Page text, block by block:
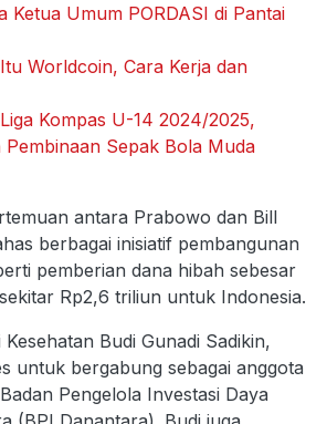
Ketua Umum PORDASI di Pantai
Worldcoin, Cara Kerja dan
Kompas U-14 2024/2025,
Sepak Bola Muda
antara Prabowo dan Bill
berbagai inisiatif pembangunan
pemberian dana hibah sebesar
Rp2,6 triliun untuk Indonesia.
Budi Gunadi Sadikin,
untuk bergabung sebagai anggota
Pengelola Investasi Daya